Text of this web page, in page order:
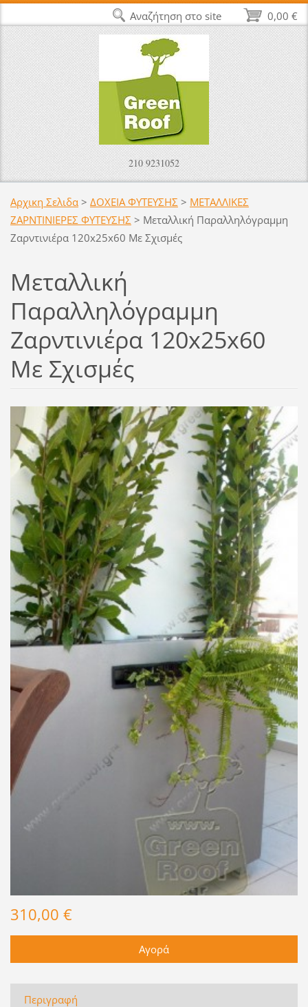
210 9231052
Αρχικη Σελιδα > ΔΟΧΕΙΑ ΦΥΤΕΥΣΗΣ > ΜΕΤΑΛΛΙΚΕΣ
ΖΑΡΝΤΙΝΙΕΡΕΣ ΦΥΤΕΥΣΗΣ > Μεταλλική Παραλληλόγραμμη
Ζαρντινιέρα 120x25x60 Με Σχισμές
Μεταλλική
Παραλληλόγραμμη
Ζαρντινιέρα 120x25x60
Με Σχισμές
310,00 €
Περιγραφή
0,00 €
Αναζήτηση στο site